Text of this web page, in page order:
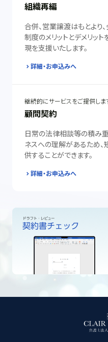
組織再編
合併、営業譲渡はもとより
制度のメリットとデメリッ
現を支援いたします。
詳細・お申込みへ
継続的にサービスをご提供しま
顧問契約
日常の法律相談等の積み
ネスへの理解があるため
供することができます。
詳細・お申込みへ